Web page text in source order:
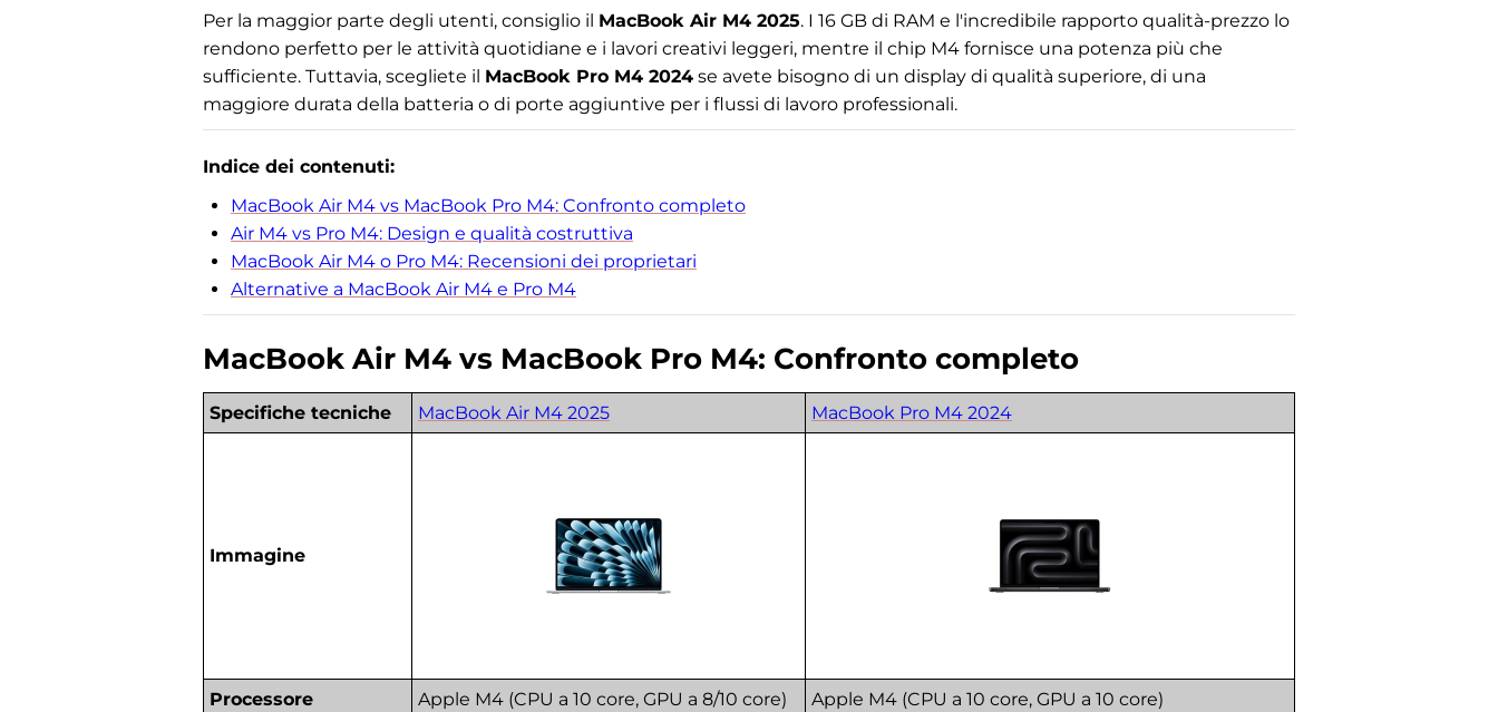
Per la maggior parte degli utenti, consiglio il MacBook Air M4 2025. I 16 GB di RAM e l'incredibile rapporto qualità-prezzo lo
rendono perfetto per le attività quotidiane e i lavori creativi leggeri, mentre il chip M4 fornisce una potenza più che
sufficiente. Tuttavia, scegliete il MacBook Pro M4 2024 se avete bisogno di un display di qualità superiore, di una
maggiore durata della batteria o di porte aggiuntive per i flussi di lavoro professionali.
Indice dei contenuti:
MacBook Air M4 vs MacBook Pro M4: Confronto completo
Air M4 vs Pro M4: Design e qualità costruttiva
MacBook Air M4 o Pro M4: Recensioni dei proprietari
Alternative a MacBook Air M4 e Pro M4
MacBook Air M4 vs MacBook Pro M4: Confronto completo
Specifiche tecniche MacBook Air M4 2025 MacBook Pro M4 2024
Immagine
Processore Apple M4 (CPU a 10 core, GPU a 8/10 core)
Apple M4 (CPU a 10 core, GPU a 10 core)